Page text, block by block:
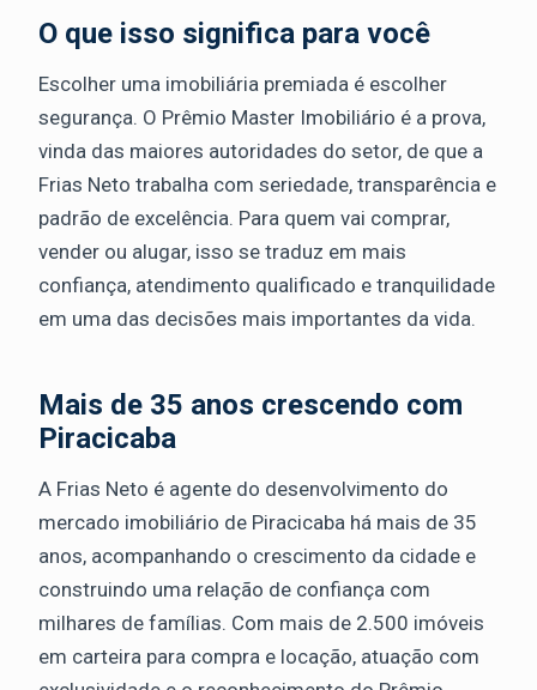
O que isso significa para você
Escolher uma imobiliária premiada é escolher
segurança. O Prêmio Master Imobiliário é a prova,
vinda das maiores autoridades do setor, de que a
Frias Neto trabalha com seriedade, transparência e
padrão de excelência. Para quem vai comprar,
vender ou alugar, isso se traduz em mais
confiança, atendimento qualificado e tranquilidade
em uma das decisões mais importantes da vida.
Mais de 35 anos crescendo com
Piracicaba
A Frias Neto é agente do desenvolvimento do
mercado imobiliário de Piracicaba há mais de 35
anos, acompanhando o crescimento da cidade e
construindo uma relação de confiança com
milhares de famílias. Com mais de 2.500 imóveis
em carteira para compra e locação, atuação com